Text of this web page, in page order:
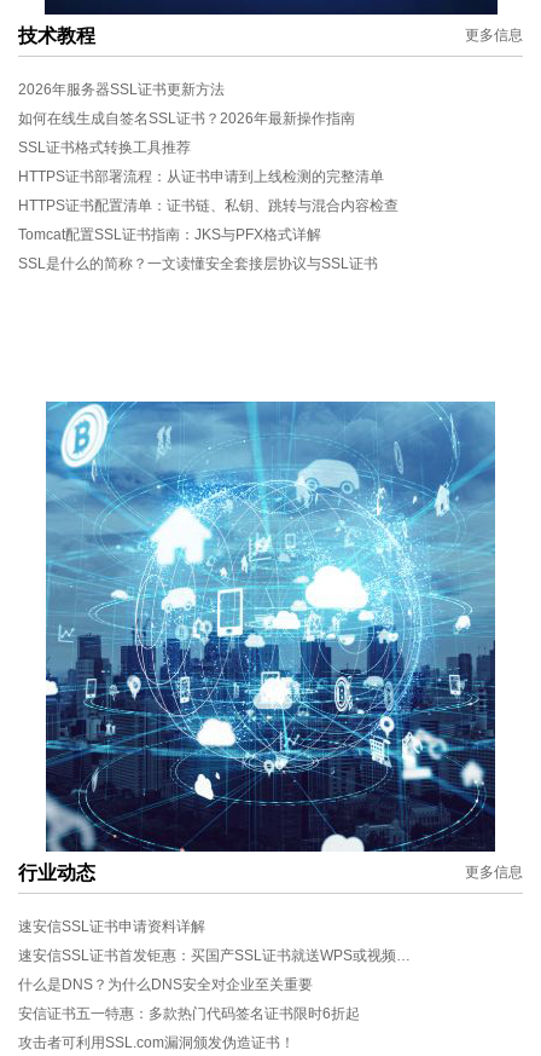
技术教程 更多信息
2026年服务器SSL证书更新方法
如何在线生成自签名SSL证书？2026年最新操作指南
SSL证书格式转换工具推荐
HTTPS证书部署流程：从证书申请到上线检测的完整清单
HTTPS证书配置清单：证书链、私钥、跳转与混合内容检查
Tomcat配置SSL证书指南：JKS与PFX格式详解
SSL是什么的简称？一文读懂安全套接层协议与SSL证书
行业动态 更多信息
速安信SSL证书申请资料详解
速安信SSL证书首发钜惠：买国产SSL证书就送WPS或视频会员
什么是DNS？为什么DNS安全对企业至关重要
安信证书五一特惠：多款热门代码签名证书限时6折起
攻击者可利用SSL.com漏洞颁发伪造证书！